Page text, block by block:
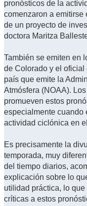
pronósticos de la
comenzaron a emitirse
de un proyecto de
doctora Maritza
También se emiten en
de Colorado y el
país que emite la
Atmósfera (NOAA).
promueven estos
especialmente cuando
actividad ciclónica en
Es precisamente la
temporada, muy
del tiempo diarios,
explicación sobre lo
utilidad práctica, lo
críticas a estos